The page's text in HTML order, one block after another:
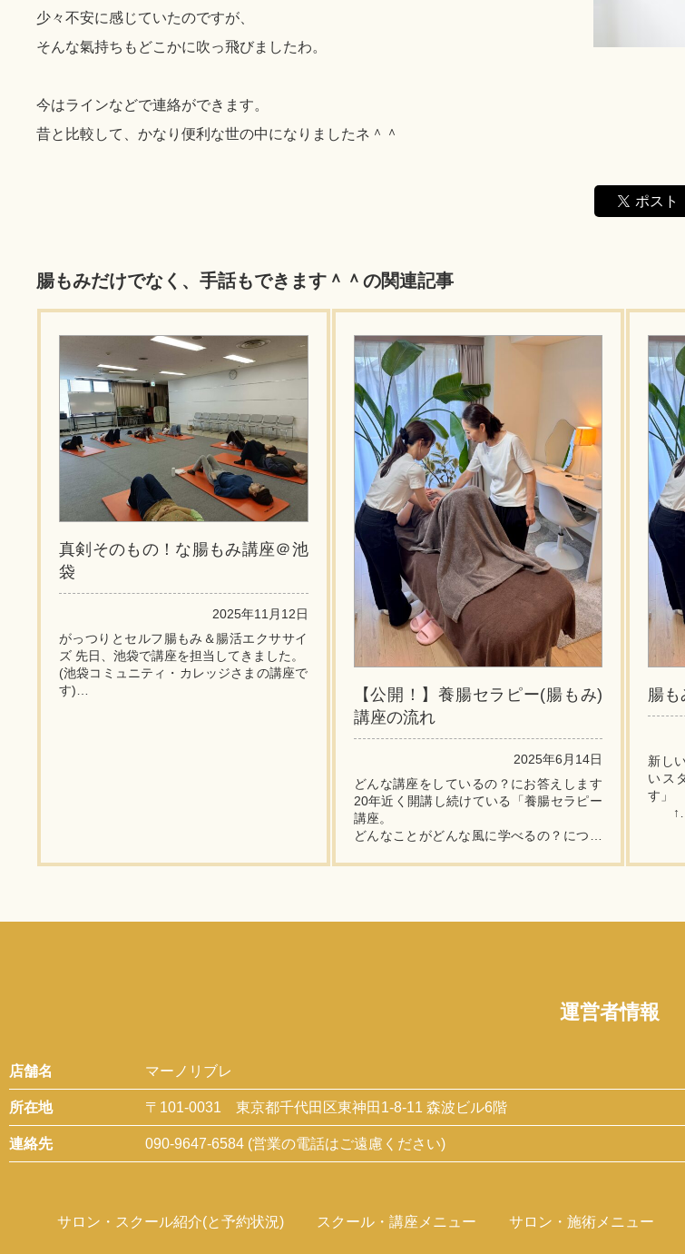
少々不安に感じていたのですが、
そんな氣持ちもどこかに吹っ飛びましたわ。
今はラインなどで連絡ができます。
昔と比較して、かなり便利な世の中になりましたネ＾＾
ポスト
腸もみだけでなく、手話もできます＾＾の関連記事
真剣そのもの！な腸もみ講座＠池
袋
2025年11月12日
がっつりとセルフ腸もみ＆腸活エクササイ
ズ 先日、池袋で講座を担当してきました。
(池袋コミュニティ・カレッジさまの講座で
す)
【公開！】養腸セラピー(腸もみ)
講座の流れ
2025年6月14日
どんな講座をしているの？にお答えします
20年近く開講し続けている「養腸セラピー
講座。
どんなことがどんな風に学べるの？につい
講座の概要/説明は こちらの...
腸も
新し
いス
す」
↑
ー・
運営者情報
店舗名 マーノリブレ
所在地 〒101-0031 東京都千代田区東神田1-8-11 森波ビル6階
連絡先 090-9647-6584 (営業の電話はご遠慮ください)
サロン・スクール紹介(と予約状況) スクール・講座メニュー サロン・施術メニュー